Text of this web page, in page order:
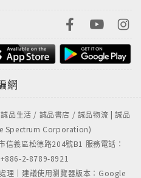
網
品生活 / 誠品書店 / 誠品物流 | 誠品
Spectrum Corporation)
義區松德路204號B1 服務電話：
2-8789-8921
理｜建議使用瀏覽器版本：Google